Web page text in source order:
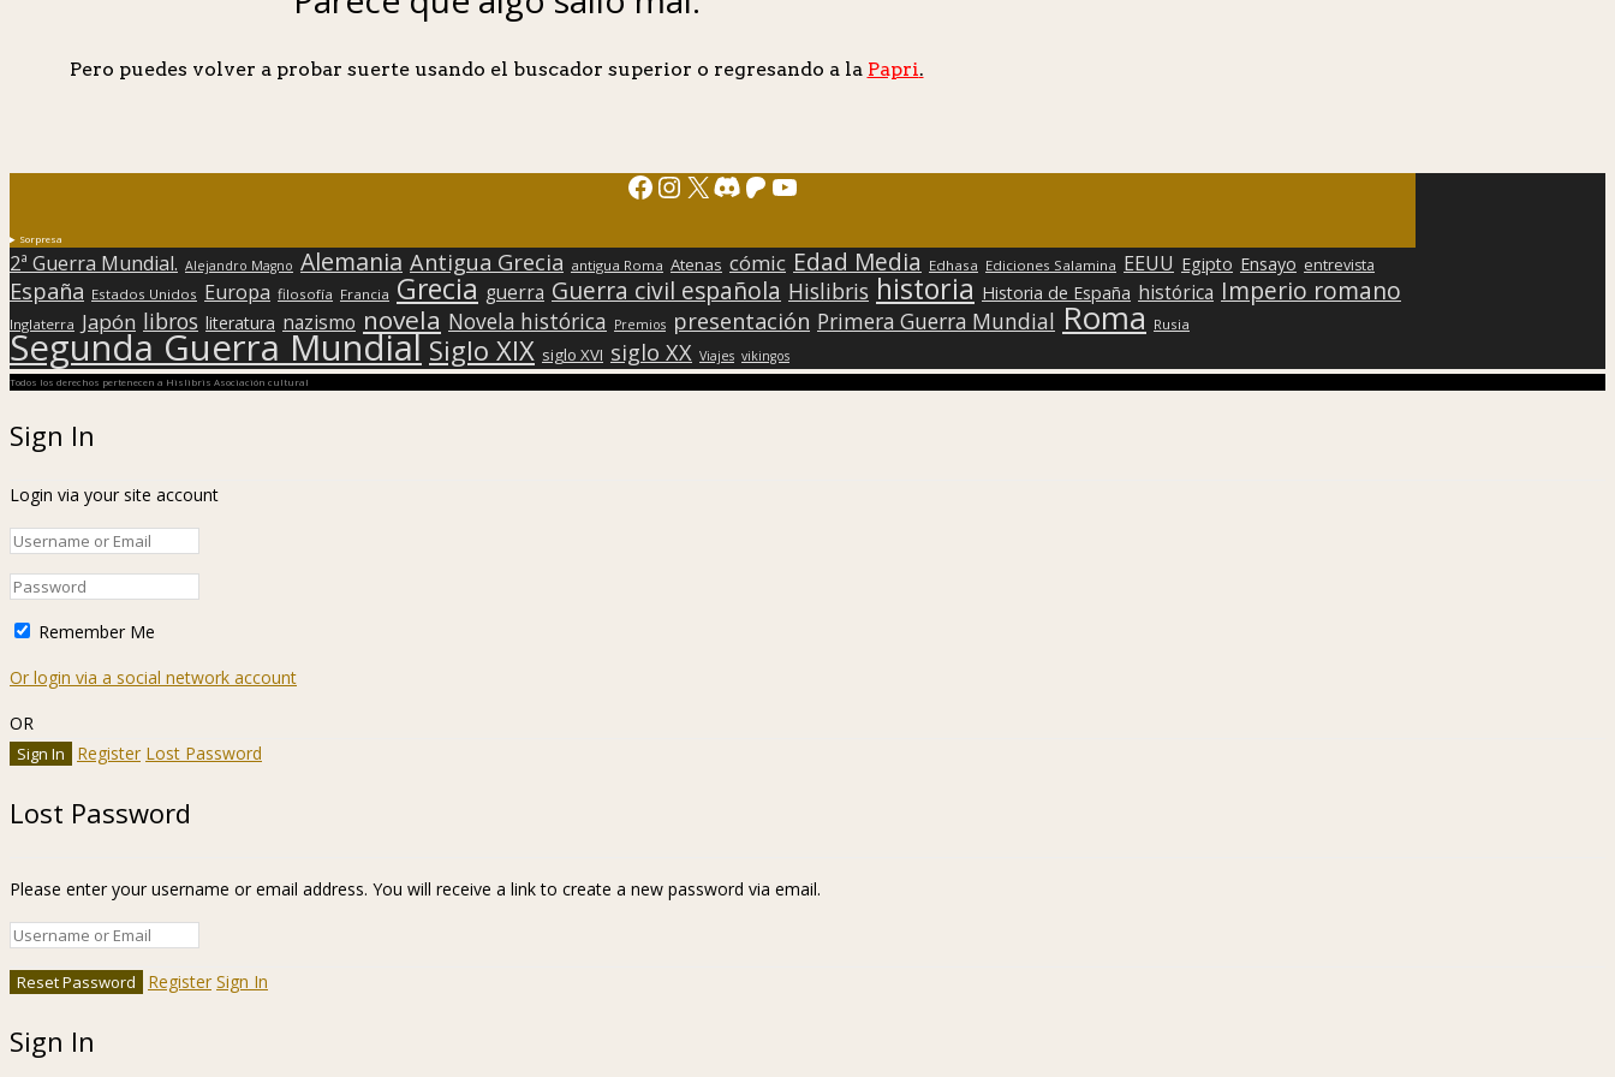
Pero puedes volver a probar suerte usando el buscador superior o regresando a la Papri.
Facebook
Instagram
X Discord
Patreon
YouTube
Sorpresa
2ª Guerra Mundial. Alejandro Magno Alemania Antigua Grecia antigua Roma Atenas cómic Edad Media Edhasa Ediciones Salamina EEUU Egipto Ensayo entrevista
España Estados Unidos Europa filosofía Francia Grecia guerra Guerra civil española Hislibris historia Historia de España histórica Imperio romano
Inglaterra Japón libros literatura nazismo novela Novela histórica Premios presentación Primera Guerra Mundial Roma Rusia
Segunda Guerra Mundial Siglo XIX siglo XVI siglo XX Viajes vikingos
Todos los derechos pertenecen a Hislibris Asociación cultural
Sign In
Login via your site account
Remember Me
Or login via a social network account
OR
Register Lost Password
Lost Password
Please enter your username or email address. You will receive a link to create a new password via email.
Register Sign In
Sign In